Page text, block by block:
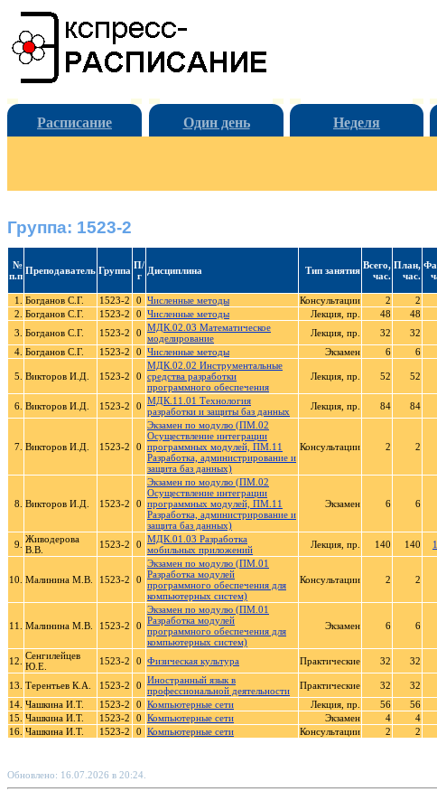
Расписание Один день Неделя
Группа: 1523-2
№
п.п Преподаватель Группа П/
г
Дисциплина Тип занятия Всего,
час.
План,
час.
1. Богданов С.Г. 1523-2 0 Численные методы Консультации 2 2
2. Богданов С.Г. 1523-2 0 Численные методы Лекция, пр. 48 48
3. Богданов С.Г. 1523-2 0 МДК.02.03 Математическое
моделирование
Лекция, пр. 32 32
4. Богданов С.Г. 1523-2 0 Численные методы Экзамен 6 6
5. Викторов И.Д. 1523-2 0
МДК.02.02 Инструментальные
средства разработки
программного обеспечения
Лекция, пр. 52 52
6. Викторов И.Д. 1523-2 0 МДК.11.01 Технология
разработки и защиты баз данных
Лекция, пр. 84 84
7. Викторов И.Д. 1523-2 0
Экзамен по модулю (ПМ.02
Осуществление интеграции
программных модулей, ПМ.11
Разработка, администрирование и
защита баз данных)
Консультации 2 2
8. Викторов И.Д. 1523-2 0
Экзамен по модулю (ПМ.02
Осуществление интеграции
программных модулей, ПМ.11
Разработка, администрирование и
защита баз данных)
Экзамен 6 6
9. Живодерова
В.В.
1523-2 0 МДК.01.03 Разработка
мобильных приложений
Лекция, пр. 140 140
10. Малинина М.В. 1523-2 0
Экзамен по модулю (ПМ.01
Разработка модулей
программного обеспечения для
компьютерных систем)
Консультации 2 2
11. Малинина М.В. 1523-2 0
Экзамен по модулю (ПМ.01
Разработка модулей
программного обеспечения для
компьютерных систем)
Экзамен 6 6
12. Сенгилейцев
Ю.Е.
1523-2 0 Физическая культура Практические 32 32
13. Терентьев К.А. 1523-2 0 Иностранный язык в
профессиональной деятельности
Практические 32 32
14. Чашкина И.Т. 1523-2 0 Компьютерные сети Лекция, пр. 56 56
15. Чашкина И.Т. 1523-2 0 Компьютерные сети Экзамен 4 4
16. Чашкина И.Т. 1523-2 0 Компьютерные сети Консультации 2 2
Обновлено: 16.07.2026 в 20:24.